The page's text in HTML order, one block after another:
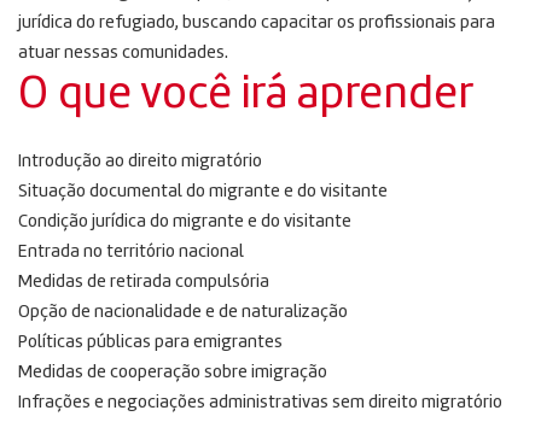
jurídica do refugiado, buscando capacitar os profissionais para
atuar nessas comunidades.
O que você irá aprender
Introdução ao direito migratório
Situação documental do migrante e do visitante
Condição jurídica do migrante e do visitante
Entrada no território nacional
Medidas de retirada compulsória
Opção de nacionalidade e de naturalização
Políticas públicas para emigrantes
Medidas de cooperação sobre imigração
Infrações e negociações administrativas sem direito migratório